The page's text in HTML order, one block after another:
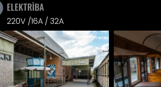
ELEKTRĪBA
220V /16A / 32A